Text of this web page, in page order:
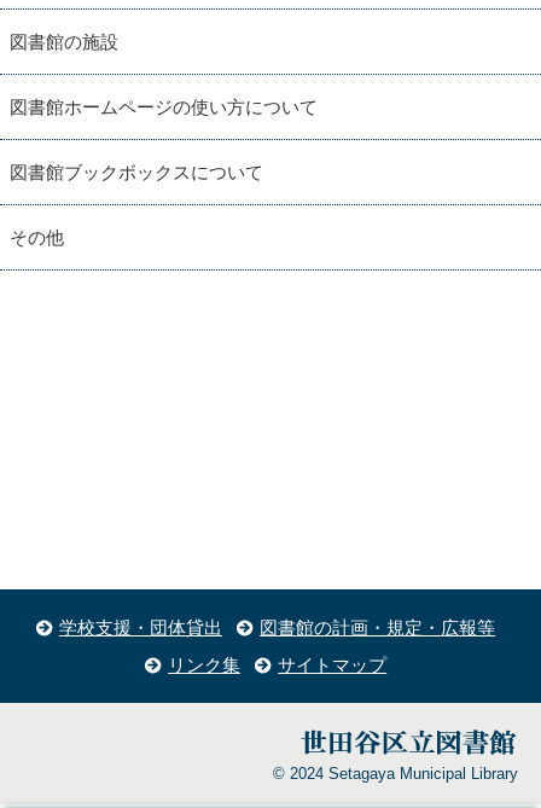
図書館の施設
図書館ホームページの使い方について
図書館ブックボックスについて
その他
学校支援・団体貸出
図書館の計画・規定・広報等
リンク集
サイトマップ
© 2024 Setagaya Municipal Library